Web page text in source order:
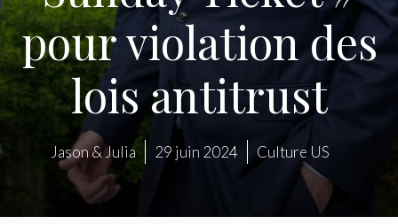
pour violation des
lois antitrust
Jason & Julia 29 juin 2024 Culture US